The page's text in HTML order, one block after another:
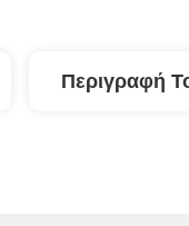
Περιγραφή